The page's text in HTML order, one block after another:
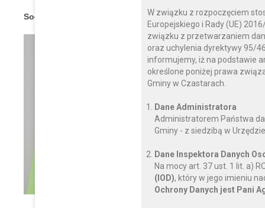
Sołtys Lucyna Naciskała
W związku z rozpoczęciem
Europejskiego i Rady (UE)
związku z przetwarzaniem
oraz uchylenia dyrektywy 95/
informujemy, iż na podstawie
określone poniżej prawa
Gminy w Czastarach.
Dane Administratora
Administratorem Państwa
Gminy - z siedzibą w
Dane Inspektora Danych
Na mocy art. 37 ust. 1 lit. a)
(IOD), który w jego imieniu
Ochrony Danych jest Pani